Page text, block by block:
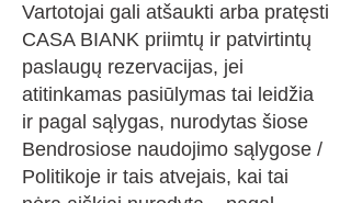
Vartotojai gali atšaukti arba pratęsti
CASA BIANK priimtų ir patvirtintų
paslaugų rezervacijas, jei
atitinkamas pasiūlymas tai leidžia
ir pagal sąlygas, nurodytas šiose
Bendrosiose naudojimo sąlygose /
Politikoje ir tais atvejais, kai tai